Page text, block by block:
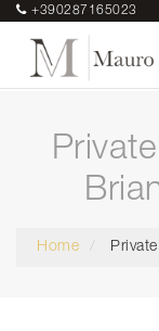
+390287165023
Home